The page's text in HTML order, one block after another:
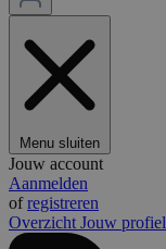
Menu sluiten
Jouw account
Aanmelden
ofregistreren
Overzicht Jouw profiel